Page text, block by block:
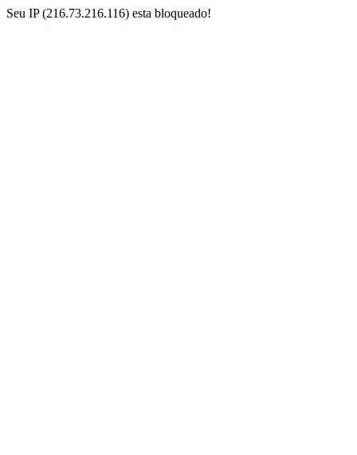
Seu IP (216.73.216.116) esta bloqueado!